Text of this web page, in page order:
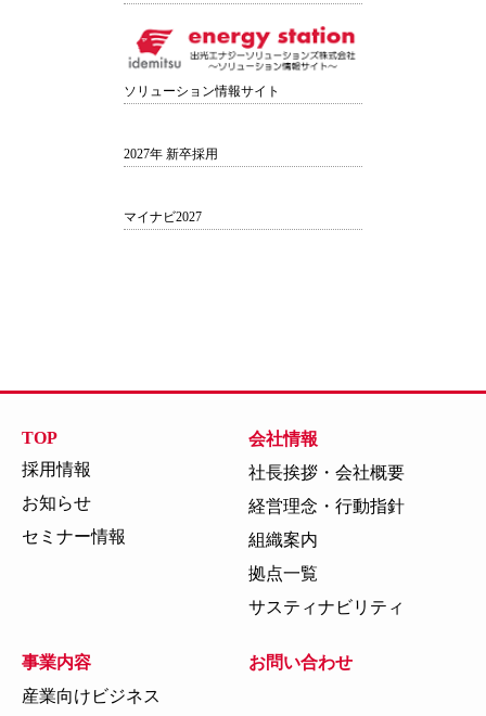
ソリューション情報サイト
2027年 新卒採用
マイナビ2027
TOP
採用情報
お知らせ
セミナー情報
会社情報
社長挨拶・会社概要
経営理念・行動指針
組織案内
拠点一覧
サスティナビリティ
事業内容
産業向けビジネス
お問い合わせ